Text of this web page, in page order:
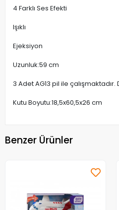
4 Farklı Ses Efekti
Işıklı
Ejeksiyon
Uzunluk:59 cm
3 Adet AG13 pil ile
Kutu Boyutu:18,5x60,5x26 cm
Benzer Ürünler